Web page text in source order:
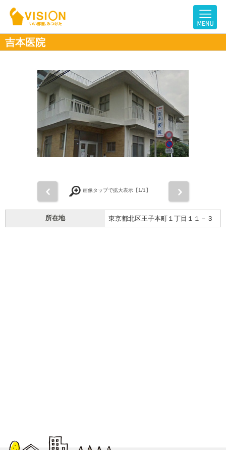
吉本医院
画像タップで拡大表示【1/1】
所在地 東京都北区王子本町１丁目１１－３